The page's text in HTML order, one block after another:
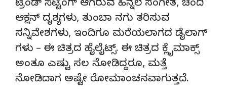
ಟ್ರೆಂಡ್ ಸೆಟ್ಟಿಂಗ್ ಆಗಿರುವ ಹಿನ್ನೆಲೆ ಸಂಗೀತ, ಚಿಂದಿ
ಆಕ್ಷನ್ ದೃಶ್ಯಗಳು, ತುಂಬಾ ನಗು ತರಿಸುವ
ಸನ್ನಿವೇಶಗಳು, ಇಂದಿಗೂ ಮರೆಯಲಾಗದ ಡೈಲಾಗ್
ಗಳು – ಈ ಚಿತ್ರದ ಹೈಲೈಟ್ಸ್. ಈ ಚಿತ್ರದ ಕ್ಲೈಮಾಕ್ಸ್
ಅಂತೂ ಎಷ್ಟು ಸಲ ನೋಡಿದ್ದರೂ, ಮತ್ತೆ
ನೋಡಿದಾಗ ಅಷ್ಟೇ ರೋಮಾಂಚನವಾಗುತ್ತದೆ.